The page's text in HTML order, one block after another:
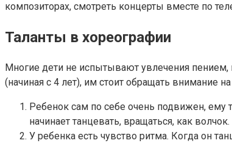
композиторах, смотреть концерты вместе по
Таланты в хореографии
Многие дети не испытывают увлечения пением,
(начиная с 4 лет), им стоит обращать внимание
Ребенок сам по себе очень подвижен, ему
начинает танцевать, вращаться, как волчок.
У ребенка есть чувство ритма. Когда он